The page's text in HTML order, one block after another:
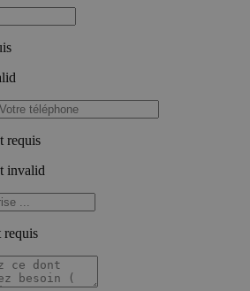
requis
invalid
requis